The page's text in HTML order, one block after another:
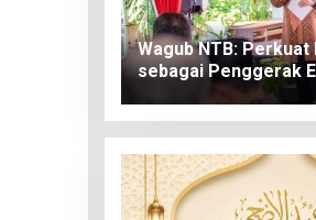
Wagub NTB: Perkuat
sebagai Penggerak